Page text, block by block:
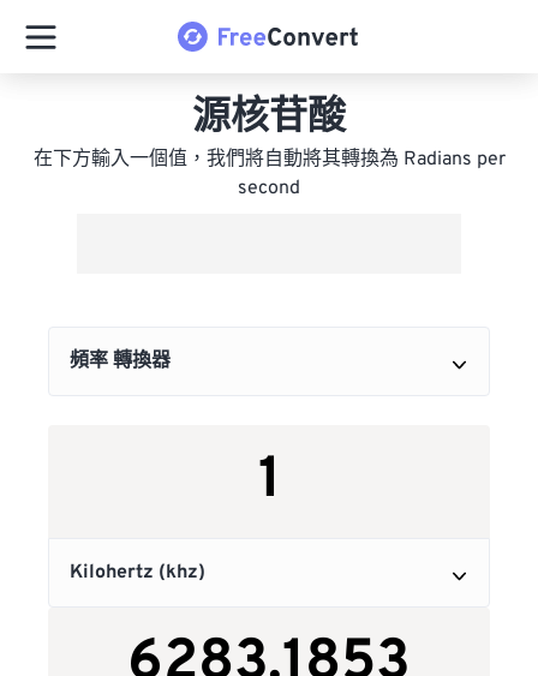
源核苷酸
在下方輸入一個值，我們將自動將其轉換為 Radians per
second